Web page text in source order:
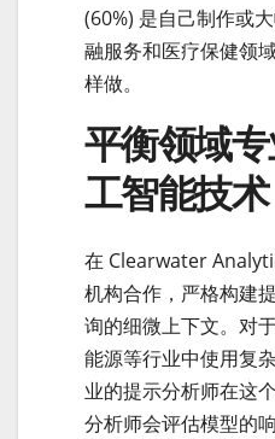
(60%) 是自己制作或
融服务和医疗保健领
样做。
平衡领域
工智能技术
在 Clearwater
机构合作，严格构建
询的细微上下文。对
能源等行业中使用复
业的提示分析师在这
分析师会评估模型的